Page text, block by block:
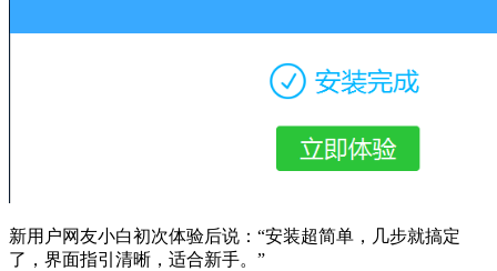
新用户网友小白初次体验后说：“安装超简单，几步就搞定
了，界面指引清晰，适合新手。”